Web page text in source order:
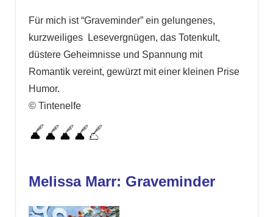
Für mich ist “Graveminder” ein gelungenes,
kurzweiliges Lesevergnügen, das Totenkult,
düstere Geheimnisse und Spannung mit
Romantik vereint, gewürzt mit einer kleinen Prise
Humor.
© Tintenelfe
Melissa Marr: Graveminder